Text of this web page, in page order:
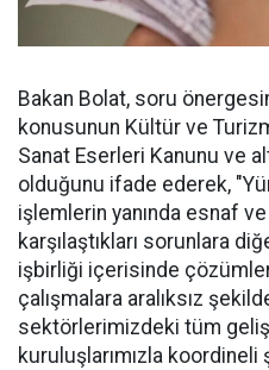
Bakan Bolat, soru
konusunun Kültür ve
Sanat Eserleri Kanunu ve
olduğunu ifade ederek,
işlemlerin yanında esnaf ve
karşılaştıkları sorunlara
işbirliği içerisinde
çalışmalara aralıksız
sektörlerimizdeki tüm
kuruluşlarımızla koordineli